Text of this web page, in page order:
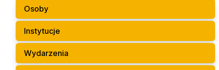
Osoby
Instytucje
Wydarzenia